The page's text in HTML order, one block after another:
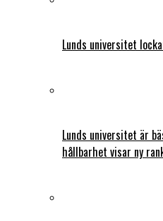
Lunds universitet
Lunds universitet är
hållbarhet visar ny